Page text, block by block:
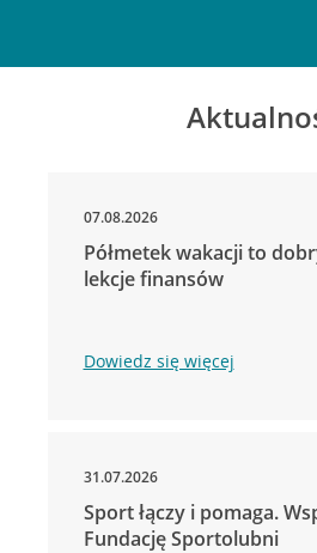
07.08.2026
Półmetek wakacji to
lekcje finansów
Dowiedz się więcej
31.07.2026
Sport łączy i pomaga.
Fundację Sportolubni